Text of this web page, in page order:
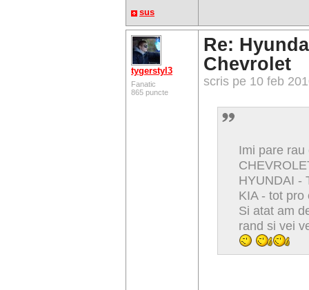
sus
tygerstyl3
Fanatic
865 puncte
Re:
Chevrolet
scris pe 10 feb
Imi pare
HYUNDAI -
KIA - tot pro
Si atat am
rand si vei